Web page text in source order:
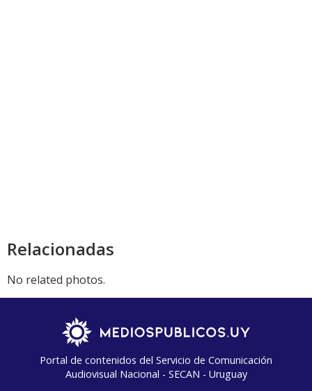
Relacionadas
No related photos.
Portal de contenidos del Servicio de Comunicación
Audiovisual Nacional - SECAN - Uruguay